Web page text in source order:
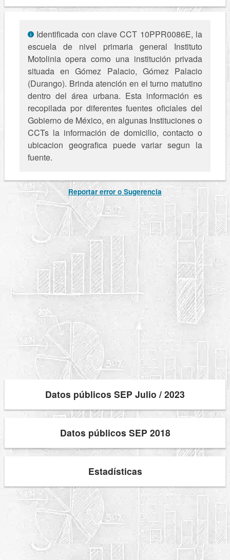
Identificada con clave CCT 10PPR0086E, la
escuela de nivel primaria general Instituto
Motolinia opera como una institución privada
situada en Gómez Palacio, Gómez Palacio
(Durango). Brinda atención en el turno matutino
dentro del área urbana. Esta información es
recopilada por diferentes fuentes oficiales del
Gobierno de México, en algunas Instituciones o
CCTs la información de domicilio, contacto o
ubicacion geografica puede variar segun la
fuente.
Reportar error o Sugerencia
Datos públicos SEP Julio / 2023
Datos públicos SEP 2018
Estadísticas